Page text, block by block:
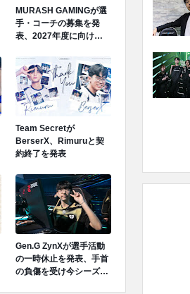
MURASH GAMINGが選
手・コーチの募集を発
表、2027年度に向けロ
Team Secretが
BerserX、Rimuruと契
約終了を発表
Gen.G ZynXが選手活動
の一時休止を発表、手首
の負傷を受け今シーズン